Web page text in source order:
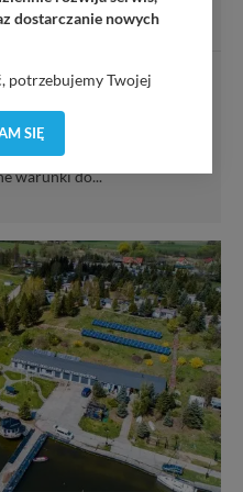
Wierzbie to wyjątkowy
na malowniczym,
sercu Mazur. Obiekt
Mikołajskiego i Śniardwy,
warunki do...
dostarczanie nowych
potrzebujemy Twojej
Twoje dane (w tym
w celu usprawnienia
logowania, itp).
Twoje dane są u
co do naszych
swoją zgodę. Więcej
Polityce Prywatności.
DO SERWISU
Twoich danych.
oraz nie udostępnia
oraz osobom
gdy przekazanie
usługi (przekazanie
SIĘ